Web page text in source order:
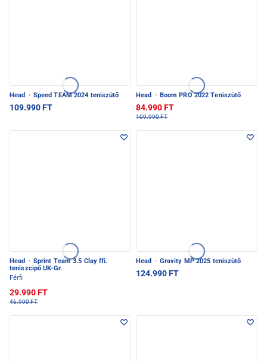
Head · Speed TEAM 2024 teniszütő
109.990 FT
Head · Boom PRO 2022 Teniszütő
84.990 FT
109.990 FT
Head · Sprint Team 3.5 Clay ffi.
teniszcipő UK-Gr.
Férfi
29.990 FT
46.990 FT
Head · Gravity MP 2025 teniszütő
124.990 FT